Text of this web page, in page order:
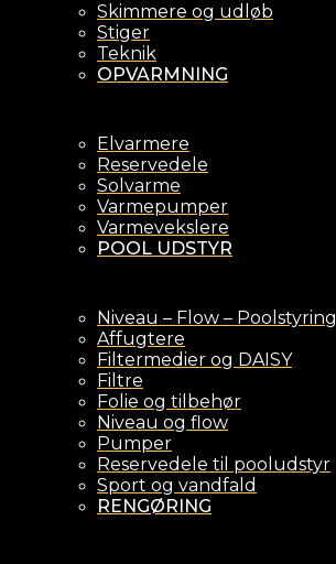
Skimmere og udløb
Stiger
Teknik
OPVARMNING
Elvarmere
Reservedele
Solvarme
Varmepumper
Varmevekslere
POOL UDSTYR
Niveau – Flow – Poolstyring
Affugtere
Filtermedier og DAISY
Filtre
Folie og tilbehør
Niveau og flow
Pumper
Reservedele til pooludstyr
Sport og vandfald
RENGØRING